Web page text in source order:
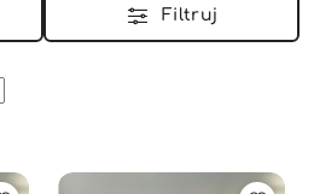
Filtruj